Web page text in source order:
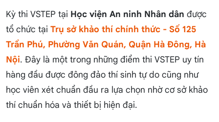
Kỳ thi VSTEP tại Học viện An ninh Nhân dân được
tổ chức tại Trụ sở khảo thí chính thức - Số 125
Trần Phú, Phường Văn Quán, Quận Hà Đông, Hà
Nội. Đây là một trong những điểm thi VSTEP uy tín
hàng đầu được đông đảo thí sinh tự do cũng như
học viên xét chuẩn đầu ra lựa chọn nhờ cơ sở khảo
thí chuẩn hóa và thiết bị hiện đại.